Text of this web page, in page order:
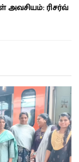
அவசியம்: ரிசர்வ்